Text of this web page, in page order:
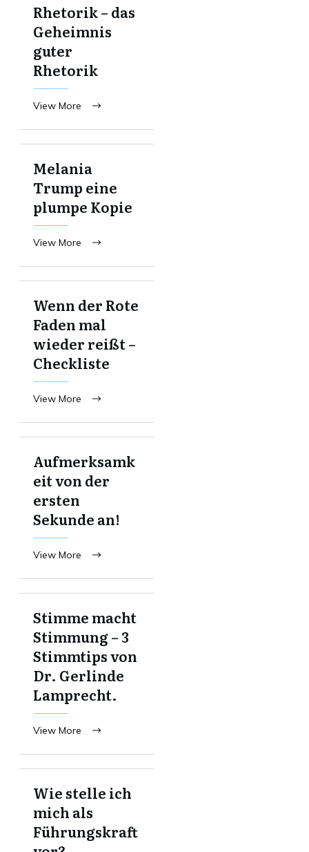
Rhetorik – das
Geheimnis
guter
Rhetorik
View More
Melania
Trump eine
plumpe Kopie
View More
Wenn der Rote
Faden mal
wieder reißt –
Checkliste
View More
Aufmerksamk
eit von der
ersten
Sekunde an!
View More
Stimme macht
Stimmung – 3
Stimmtips von
Dr. Gerlinde
Lamprecht.
View More
Wie stelle ich
mich als
Führungskraft